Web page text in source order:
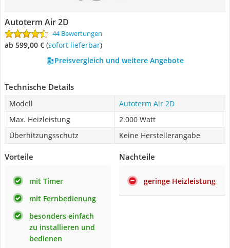
Autoterm Air 2D
44 Bewertungen
ab 599,00 € ( Sofort lieferbar)
Preisvergleich und weitere Angebote
Technische Details
Modell
Autoterm Air 2D
Max. Heizleistung
2.000 Watt
Überhitzungsschutz
Keine Herstellerangabe
Vorteile
mit Timer
mit Fernbedienung
besonders einfach
zu installieren und
bedienen
Nachteile
geringe Heizleistung